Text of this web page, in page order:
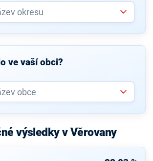
ve vaší obci?
výsledky v Věrovany